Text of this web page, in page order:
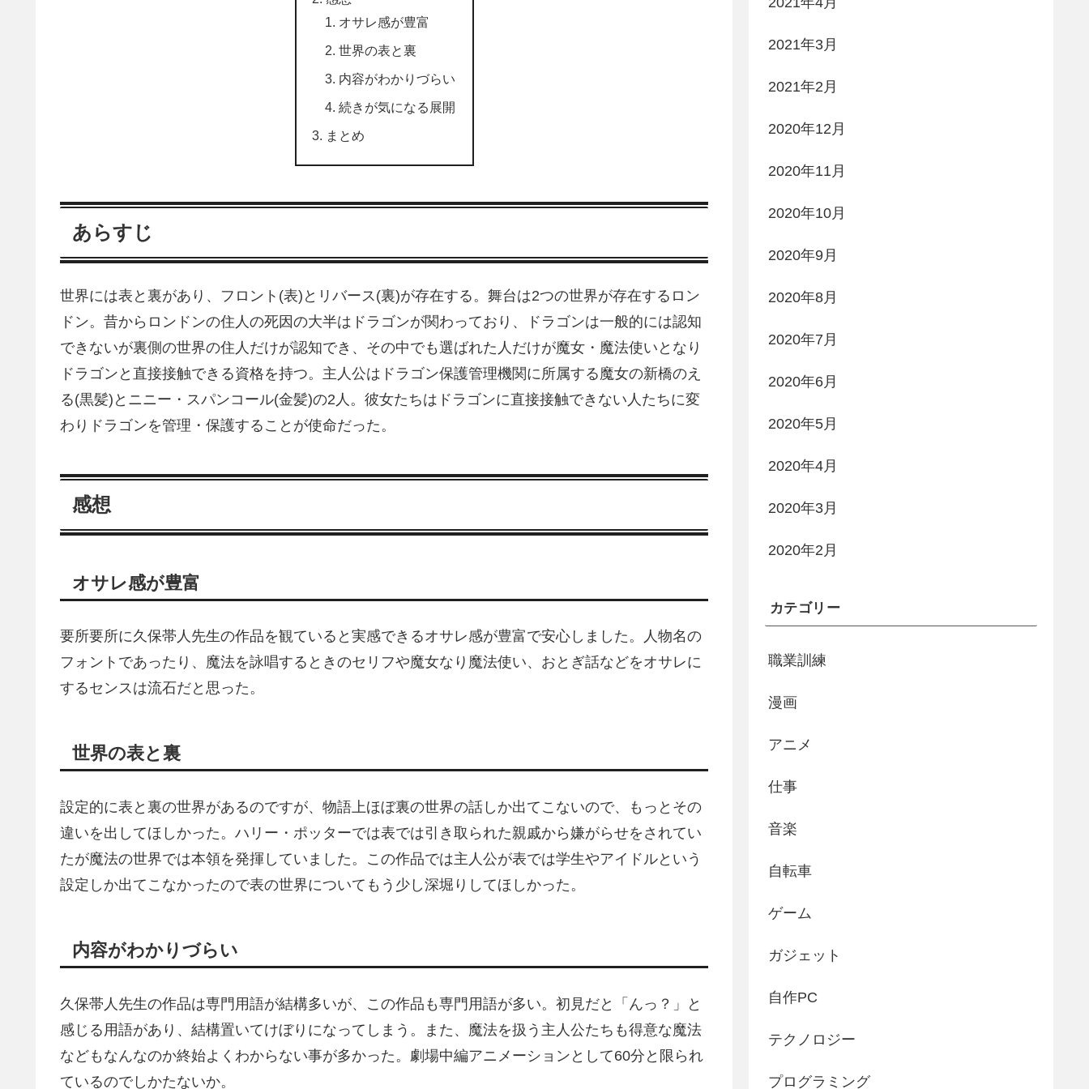
オサレ感が豊富
世界の表と裏
内容がわかりづらい
続きが気になる展開
まとめ
あらすじ
世界には表と裏があり、フロント(表)とリバース(裏)が存在する。舞台は2つの世界が存在するロン
ドン。昔からロンドンの住人の死因の大半はドラゴンが関わっており、ドラゴンは一般的には認知
できないが裏側の世界の住人だけが認知でき、その中でも選ばれた人だけが魔女・魔法使いとなり
ドラゴンと直接接触できる資格を持つ。主人公はドラゴン保護管理機関に所属する魔女の新橋のえ
る(黒髪)とニニー・スパンコール(金髪)の2人。彼女たちはドラゴンに直接接触できない人たちに変
わりドラゴンを管理・保護することが使命だった。
感想
オサレ感が豊富
要所要所に久保帯人先生の作品を観ていると実感できるオサレ感が豊富で安心しました。人物名の
フォントであったり、魔法を詠唱するときのセリフや魔女なり魔法使い、おとぎ話などをオサレに
するセンスは流石だと思った。
世界の表と裏
設定的に表と裏の世界があるのですが、物語上ほぼ裏の世界の話しか出てこないので、もっとその
違いを出してほしかった。ハリー・ポッターでは表では引き取られた親戚から嫌がらせをされてい
たが魔法の世界では本領を発揮していました。この作品では主人公が表では学生やアイドルという
設定しか出てこなかったので表の世界についてもう少し深堀りしてほしかった。
内容がわかりづらい
久保帯人先生の作品は専門用語が結構多いが、この作品も専門用語が多い。初見だと「んっ？」と
感じる用語があり、結構置いてけぼりになってしまう。また、魔法を扱う主人公たちも得意な魔法
などもなんなのか終始よくわからない事が多かった。劇場中編アニメーションとして60分と限られ
ているのでしかたないか。
2021年3月
2021年2月
2020年12月
2020年11月
2020年10月
2020年9月
2020年8月
2020年7月
2020年6月
2020年5月
2020年4月
2020年3月
2020年2月
カテゴリー
職業訓練
漫画
アニメ
仕事
音楽
自転車
ゲーム
ガジェット
自作PC
テクノロジー
プログラミング